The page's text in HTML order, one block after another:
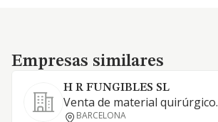
Empresas similares
Empresas similares
H R FUNGIBLES SL
Venta de material quirúrgico.
BARCELONA